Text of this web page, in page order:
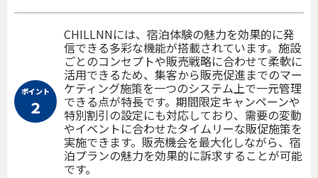
ポイント
２
CHILLNNには、宿泊体験の魅力を効果的に発
信できる多彩な機能が搭載されています。施設
ごとのコンセプトや販売戦略に合わせて柔軟に
活用できるため、集客から販売促進までのマー
ケティング施策を一つのシステム上で一元管理
できる点が特長です。期間限定キャンペーンや
特別割引の設定にも対応しており、需要の変動
やイベントに合わせたタイムリーな販促施策を
実施できます。販売機会を最大化しながら、宿
泊プランの魅力を効果的に訴求することが可能
です。